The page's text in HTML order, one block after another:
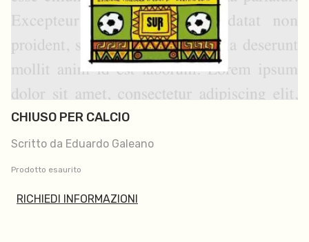
CHIUSO PER CALCIO
Scritto da Eduardo Galeano
Prodotto esaurito
RICHIEDI INFORMAZIONI